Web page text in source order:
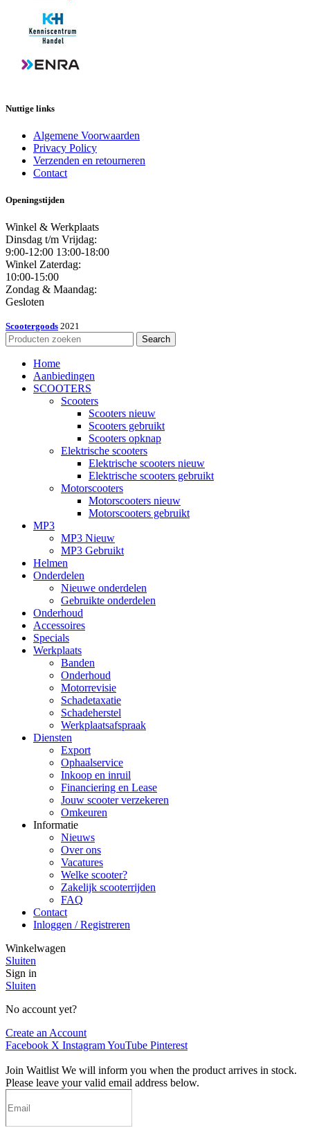
Nuttige links
Algemene Voorwaarden
Privacy Policy
Verzenden en retourneren
Contact
Openingstijden
Winkel & Werkplaats
Dinsdag t/m Vrijdag:
9:00-12:00 13:00-18:00
Winkel Zaterdag:
10:00-15:00
Zondag & Maandag:
Gesloten
Scootergoods 2021
Search
Home
Aanbiedingen
SCOOTERS
Scooters
Scooters nieuw
Scooters gebruikt
Scooters opknap
Elektrische scooters
Elektrische scooters nieuw
Elektrische scooters gebruikt
Motorscooters
Motorscooters nieuw
Motorscooters gebruikt
MP3
MP3 Nieuw
MP3 Gebruikt
Helmen
Onderdelen
Nieuwe onderdelen
Gebruikte onderdelen
Onderhoud
Accessoires
Specials
Werkplaats
Banden
Onderhoud
Motorrevisie
Schadetaxatie
Schadeherstel
Werkplaatsafspraak
Diensten
Export
Ophaalservice
Inkoop en inruil
Financiering en Lease
Jouw scooter verzekeren
Omkeuren
Informatie
Nieuws
Over ons
Vacatures
Welke scooter?
Zakelijk scooterrijden
FAQ
Contact
Inloggen / Registreren
Winkelwagen
Sluiten
Sign in
Sluiten
No account yet?
Create an Account
Facebook X InstagramYouTube Pinterest
Join Waitlist We will inform you when the product arrives in stock.
Please leave your valid email address below.